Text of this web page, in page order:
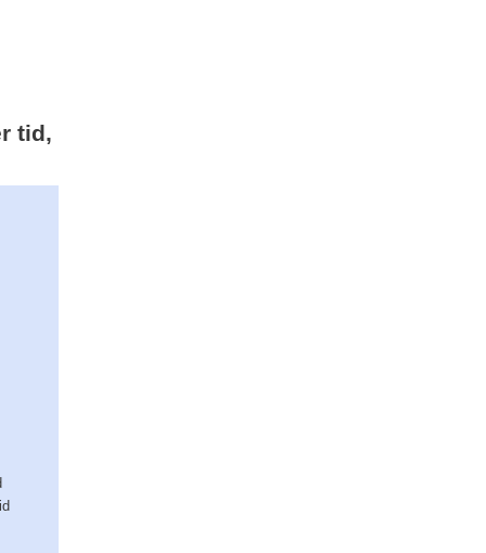
tid,